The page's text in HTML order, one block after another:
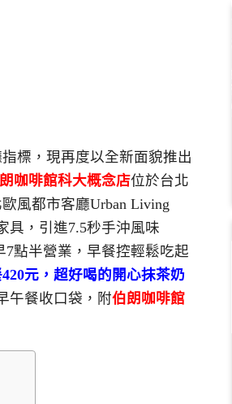
標，現再度以全新面貌推出
咖啡館科大概念店位於台北
風都市客廳Urban Living
具，引進7.5秒手沖風味
7點半營業，早餐控輕鬆吃起
元，超好喝的開心抹茶奶
午餐收口袋，附伯朗咖啡館